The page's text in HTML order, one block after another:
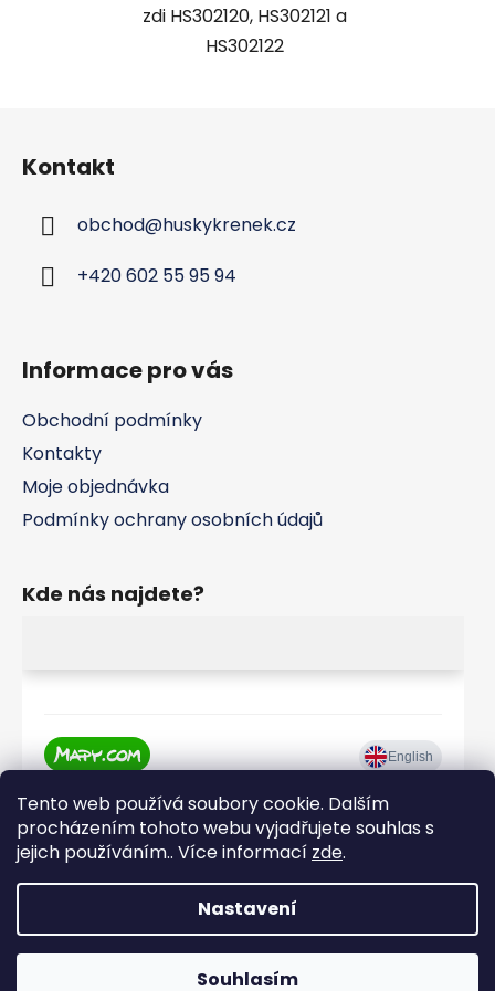
Tento web používá soubory cookie. Dalším
procházením tohoto webu vyjadřujete souhlas s
jejich používáním.. Více informací zde.
Nastavení
Souhlasím
zdi HS302120, HS302121 a
HS302122
Kontakt
obchod@huskykrenek.cz
+420 602 55 95 94
Informace pro vás
Obchodní podmínky
Kontakty
Moje objednávka
Podmínky ochrany osobních údajů
Kde nás najdete?
Vytvořil Shoptet |
Realizoval Appgrade
HUSKY Křenek